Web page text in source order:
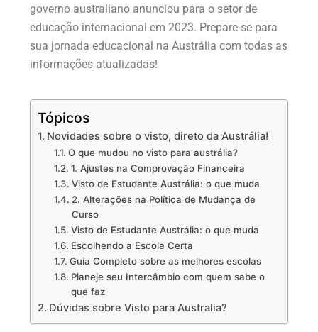
governo australiano anunciou para o setor de
educação internacional em 2023. Prepare-se para
sua jornada educacional na Austrália com todas as
informações atualizadas!
Tópicos
Novidades sobre o visto, direto da Austrália!
O que mudou no visto para austrália?
1. Ajustes na Comprovação Financeira
Visto de Estudante Austrália: o que muda
2. Alterações na Política de Mudança de
Curso
Visto de Estudante Austrália: o que muda
Escolhendo a Escola Certa
Guia Completo sobre as melhores escolas
Planeje seu Intercâmbio com quem sabe o
que faz
Dúvidas sobre Visto para Australia?